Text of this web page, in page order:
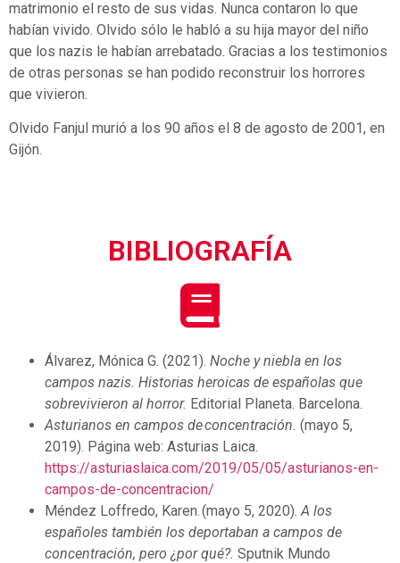
matrimonio el resto de sus vidas. Nunca contaron lo que
habían vivido. Olvido sólo le habló a su hija mayor del niño
que los nazis le habían arrebatado. Gracias a los testimonios
de otras personas se han podido reconstruir los horrores
que vivieron.
Olvido Fanjul murió a los 90 años el 8 de agosto de 2001, en
Gijón.
BIBLIOGRAFÍA
Álvarez, Mónica G. (2021). Noche y niebla en los
campos nazis. Historias heroicas de españolas que
sobrevivieron al horror. Editorial Planeta. Barcelona.
Asturianos en campos de concentración. (mayo 5,
2019). Página web: Asturias Laica.
https://asturiaslaica.com/2019/05/05/asturianos-en-
campos-de-concentracion/
Méndez Loffredo, Karen. (mayo 5, 2020). A los
españoles también los deportaban a campos de
concentración, pero ¿por qué?. Sputnik Mundo